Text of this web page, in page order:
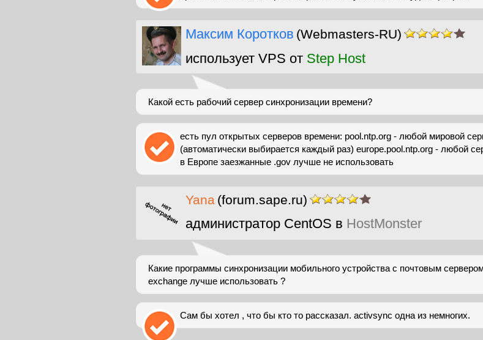
Максим Коротков (Webmasters-RU)
использует VPS от Step Host
Какой есть рабочий сервер синхронизации времени?
есть пул открытых серверов времени: pool.ntp.org - любой мировой
(автоматически выбирается каждый раз) europe.pool.ntp.org - любой
в Европе заезжанные .gov лучше не использовать
Yana (forum.sape.ru)
администратор CentOS в HostMonster
Какие программы синхронизации мобильного устройства с почтовым
exchange лучше использовать ?
Сам бы хотел , что бы кто то рассказал. activsync одна из немногих.